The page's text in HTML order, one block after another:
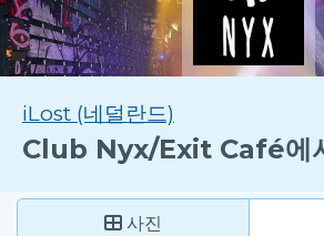
iLost (네덜란드)
Club Nyx/Exit Café에
사진